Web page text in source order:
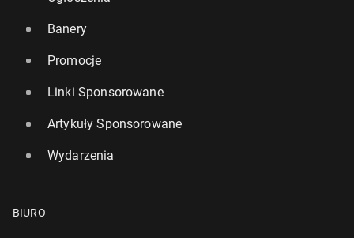
Banery
Promocje
Linki Sponsorowane
Artykuły Sponsorowane
Wydarzenia
BIURO